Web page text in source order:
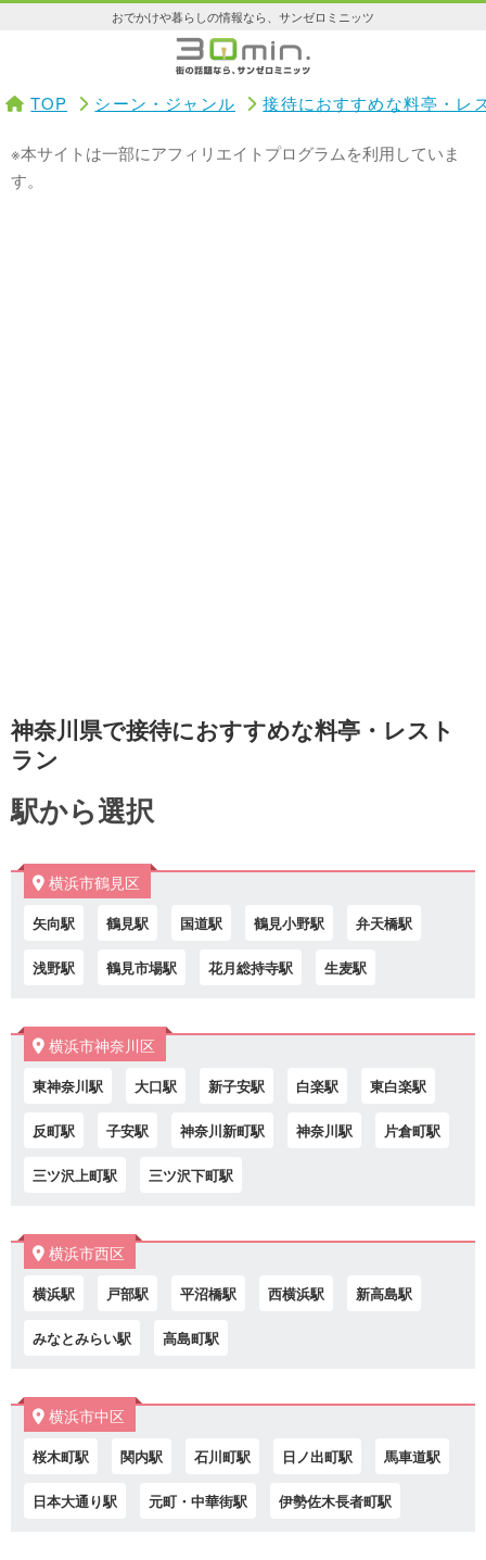
おでかけや暮らしの情報なら、サンゼロミニッツ
TOP シーン・ジャンル 接待におすすめな料亭・レ
※本サイトは一部にアフィリエイトプログラムを利用していま
す。
神奈川県で接待におすすめな料亭・レスト
ラン
駅から選択
横浜市鶴見区
矢向駅 鶴見駅 国道駅 鶴見小野駅 弁天橋駅
浅野駅 鶴見市場駅 花月総持寺駅 生麦駅
横浜市神奈川区
東神奈川駅 大口駅 新子安駅 白楽駅 東白楽駅
反町駅 子安駅 神奈川新町駅 神奈川駅 片倉町駅
三ツ沢上町駅 三ツ沢下町駅
横浜市西区
横浜駅 戸部駅 平沼橋駅 西横浜駅 新高島駅
みなとみらい駅 高島町駅
横浜市中区
桜木町駅 関内駅 石川町駅 日ノ出町駅 馬車道駅
日本大通り駅 元町・中華街駅 伊勢佐木長者町駅